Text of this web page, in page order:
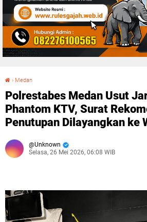
› Medan
Polrestabes Medan Usut
Phantom KTV, Surat
Penutupan Dilayangkan ke
Unknown
Selasa, 26 Mei 2026, 06:08 WIB